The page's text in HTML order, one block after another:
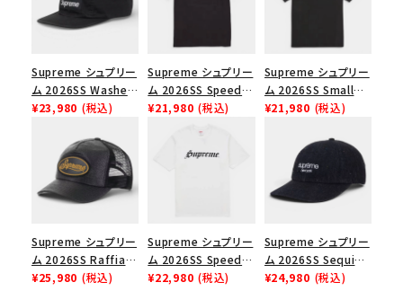
並び順
価格から探す
円 ～
在庫のない商品を表示する
絞り込んで検索する
Supreme シュプリー
ム 2026SS Washed
Chino Twill Camp
ノツイル キャンプキャ
ップ ブラック
¥23,980 (税込)
Supreme シュプリー
ム 2026SS Speed
Tee スピードTシャツ
¥21,980 (税込)
Supreme シュプリー
ム 2026SS Small
Box Tee スモールボ
¥21,980 (税込)
Supreme シュプリー
ム 2026SS Raffia
Mesh Back 5-Panel
¥25,980 (税込)
Supreme シュプリー
ム 2026SS Speed
Tee スピードTシャツ
¥22,980 (税込)
Supreme シュプリー
ム 2026SS Sequin
Denim Classic
¥24,980 (税込)